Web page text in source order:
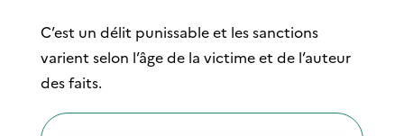
C’est un délit punissable et les sanctions
varient selon l’âge de la victime et de l’auteur
des faits.